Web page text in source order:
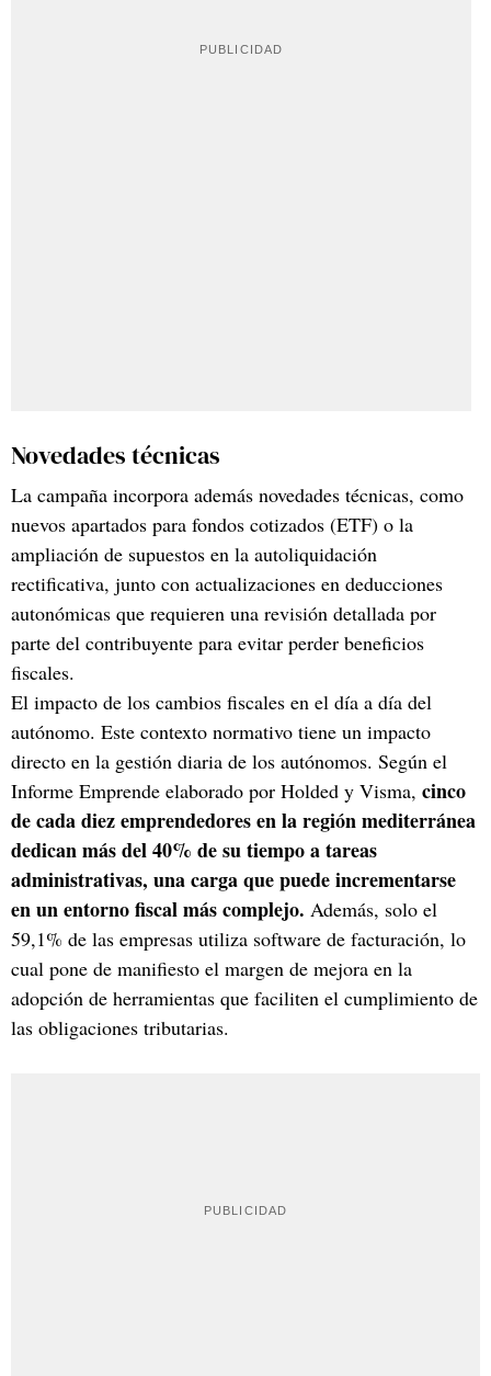
Novedades técnicas
La campaña incorpora además novedades técnicas, como
nuevos apartados para fondos cotizados (ETF) o la
ampliación de supuestos en la autoliquidación
rectificativa, junto con actualizaciones en deducciones
autonómicas que requieren una revisión detallada por
parte del contribuyente para evitar perder beneficios
fiscales.
El impacto de los cambios fiscales en el día a día del
autónomo. Este contexto normativo tiene un impacto
directo en la gestión diaria de los autónomos. Según el
Informe Emprende elaborado por Holded y Visma, cinco
de cada diez emprendedores en la región mediterránea
dedican más del 40% de su tiempo a tareas
administrativas, una carga que puede incrementarse
en un entorno fiscal más complejo. Además, solo el
59,1% de las empresas utiliza software de facturación, lo
cual pone de manifiesto el margen de mejora en la
adopción de herramientas que faciliten el cumplimiento de
las obligaciones tributarias.